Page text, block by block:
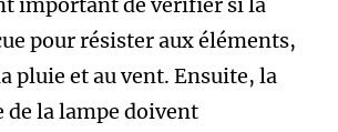
pour résister aux éléments,
pluie et au vent. Ensuite, la
de la lampe doivent